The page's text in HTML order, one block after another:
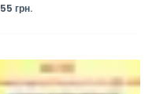
55грн.